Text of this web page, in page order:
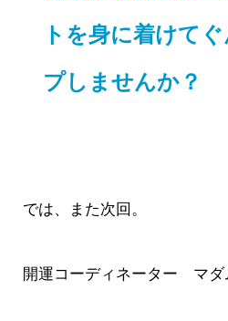
トを身に着けて
プしませんか？
では、また次回。
開運コーディネーター マダ